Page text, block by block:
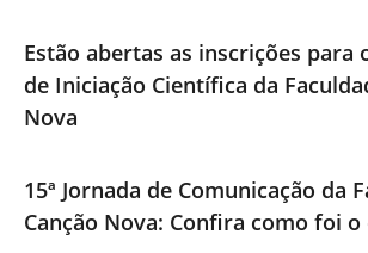
Estão abertas as inscrições para
de Iniciação Científica da
Nova
15ª Jornada de Comunicação da
Canção Nova: Confira como foi o